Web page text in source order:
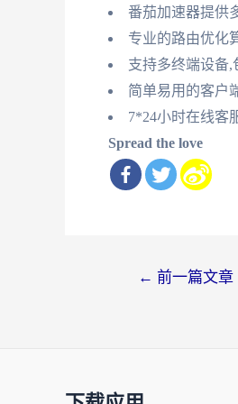
番茄加速器提供
专业的路由优化
支持多终端设备,
简单易用的客户
7*24小时在线客
Spread the love
← 前一篇文章